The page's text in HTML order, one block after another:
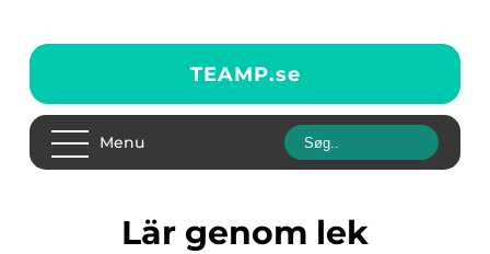
TEAMP.se
Menu
Lär genom lek